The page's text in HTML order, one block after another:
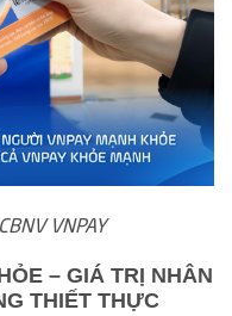
VNPAY
– GIÁ TRỊ NHÂN
THIẾT THỰC